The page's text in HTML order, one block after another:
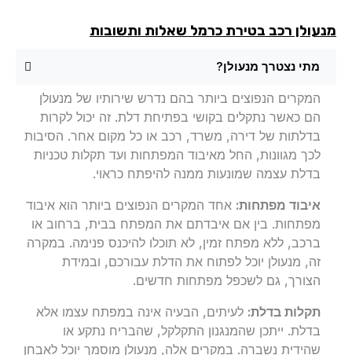
רכב בטירת כרמל שאלות ותשובות
מתי נצטרך מנעולן?
המקרים הנפוצים ביותר בהם נדרש שירותיו של מנעולן
הם כאשר נתקלים בקושי בפתיחת דלת. זה יכול לקרות
בדלתות של דירה, משרד, רכב או כל מקום אחר. הסיבות
לכך מגוונות, החל מאיבוד המפתחות ועד תקלות טכניות
בדלת עצמה שמונעות ממנה להיפתח כראוי.
איבוד מפתחות:אחד המקרים הנפוצים ביותר הוא איבוד
מפתחות. בין אם איבדתם את המפתח בבית, ברחוב או
ברכב, ללא מפתח זמין, לא תוכלו להיכנס פנימה. במקרה
זה, מנעולן יוכל לפתוח את הדלת עבורכם, ובמידת
הצורך, גם לשכפל מפתחות חדשים.
תקלות בדלת:לעיתים, הבעיה אינה במפתח עצמו אלא
בדלת. ייתכן שהמנגנון התקלקל, שהבריח נתקע או
שהידית נשברה. במקרים אלה, מנעולן מוסמך יוכל לאבחן